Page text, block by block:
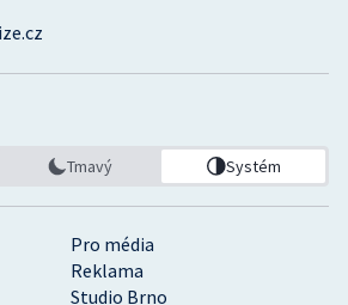
Pro média
Reklama
Studio Brno
Tmavý Systém